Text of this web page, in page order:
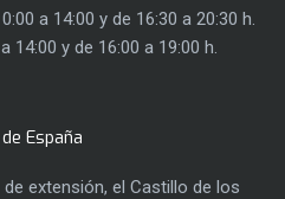
a 14:00 y de 16:30 a 20:30 h.
14:00 y de 16:00 a 19:00 h.
España
extensión, el Castillo de los